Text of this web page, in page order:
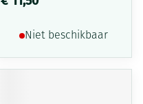
Niet beschikbaar